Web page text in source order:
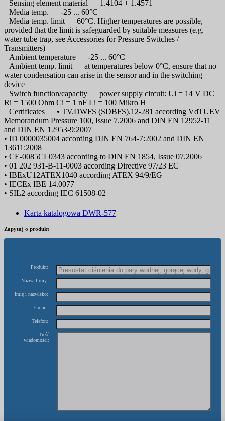
Sensing element material
1.4104 + 1.4571
Media temp.
-25 ... 60°C
Media temp. limit
60°C. Higher temperatures are possible,
provided that the limit is safeguarded by suitable measures (e.g.
water tube trap, see Accessories for Pressure Switches /
Transmitters)
Ambient temperature
-25 ... 60°C
Ambient temp. limit
at temperatures below 0°C, ensure that no
water condensation can arise in the sensor and in the switching
device
Switch function/capacity
power supply circuit: Ui = 14 V DC
Ri = 1500 Ohm Ci = 1 nF Li = 100 Mikro H
Certificates
• TV.DWFS (SDBFS).12-281 according VdTUEV
Memorandum Pressure 100, Issue 7.2006 and DIN EN 12952-11
and DIN EN 12953-9:2007
• ID 0000035004 according DIN EN 764-7:2002 and DIN EN
13611:2008
• CE-0085CL0343 according to DIN EN 1854, Issue 07.2006
• 01 202 931-B-11-0003 according Directive 97/23 EC
• IBExU12ATEX1040 according ATEX 94/9/EG
• IECEx IBE 14.0077
• SIL2 according IEC 61508-02
Karta katalogowa DWR-577
Zapytaj o produkt
Produkt:
Nazwa firmy:
Imię i nazwisko:
E-mail:
Telefon:
Treść
wiadomości: